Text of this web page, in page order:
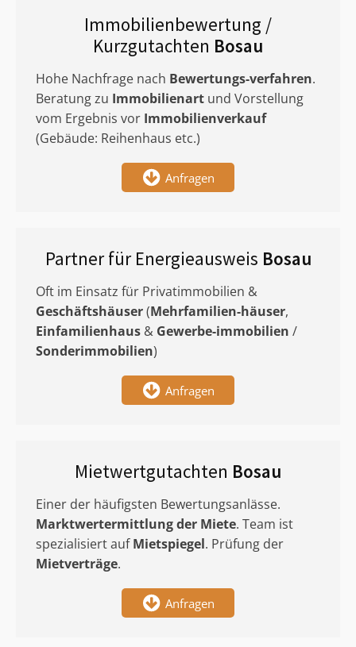
Immobilienbewertung /
Kurzgutachten Bosau
Hohe Nachfrage nach Bewertungs-verfahren.
Beratung zu Immobilienart und Vorstellung
vom Ergebnis vor Immobilienverkauf
(Gebäude: Reihenhaus etc.)
Anfragen
Partner für Energieausweis Bosau
Oft im Einsatz für Privatimmobilien &
Geschäftshäuser(Mehrfamilien-häuser,
Einfamilienhaus & Gewerbe-immobilien /
Sonderimmobilien)
Anfragen
Mietwertgutachten Bosau
Einer der häufigsten Bewertungsanlässe.
Marktwertermittlungder Miete. Team ist
spezialisiert aufMietspiegel. Prüfung der
Mietverträge.
Anfragen